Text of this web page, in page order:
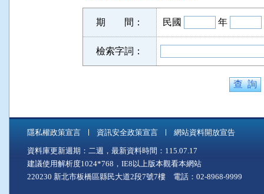
期 間： 民國 年
檢索字詞：
隱私權政策宣言 資訊安全政策宣言 網站資料開放宣告
資料庫更新週期：二週，最新資料時間：115.07.17
建議使用解析度1024*768，IE8以上版本觀看本網站
220230 新北市板橋區縣民大道2段7號7樓 電話：02-8968-9999